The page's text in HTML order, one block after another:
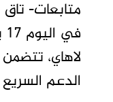
متابعات-
لاهاي،
الدعم